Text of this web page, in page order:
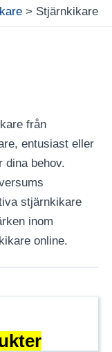
Stjärnkikare
från
entusiast eller
dina behov.
stjärnkikare
inom
online.